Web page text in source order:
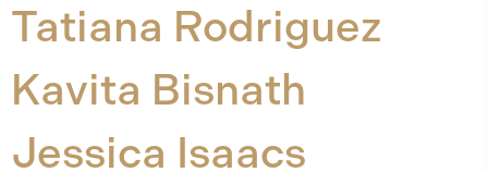
Tatiana Rodriguez
Kavita Bisnath
Jessica Isaacs